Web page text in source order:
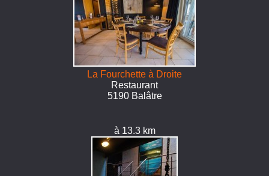
La Fourchette à Droite
Restaurant
5190 Balâtre
à 13.3 km